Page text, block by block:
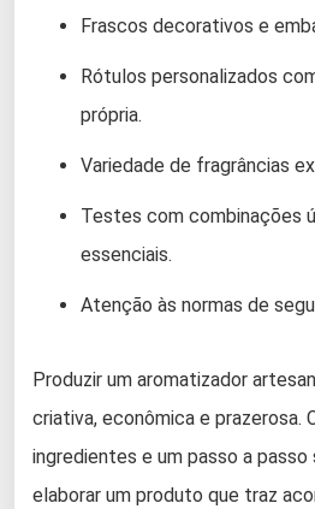
Frascos decorativos e
Rótulos personalizados
própria.
Variedade de fragrâncias
Testes com combinações
essenciais.
Atenção às normas de
Produzir um aromatizador
criativa, econômica e prazerosa.
ingredientes e um passo a
elaborar um produto que traz